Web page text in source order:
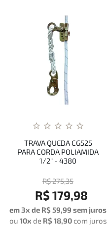
TRAVA QUEDA CG525
PARA CORDA POLIAMIDA
1/2" - 4380
R$ 275,35
R$ 179,98
em 3x de R$ 59,99 sem juros
ou 10x de R$ 18,90 com juros